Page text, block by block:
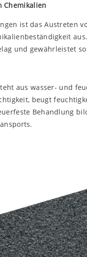
ist das Austreten
und gewährleistet
aus wasser- und
beugt
Behandlung